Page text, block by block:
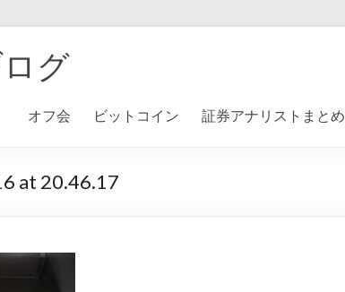
グ
オフ会 ビットコイン 証券アナリストまとめ
at 20.46.17